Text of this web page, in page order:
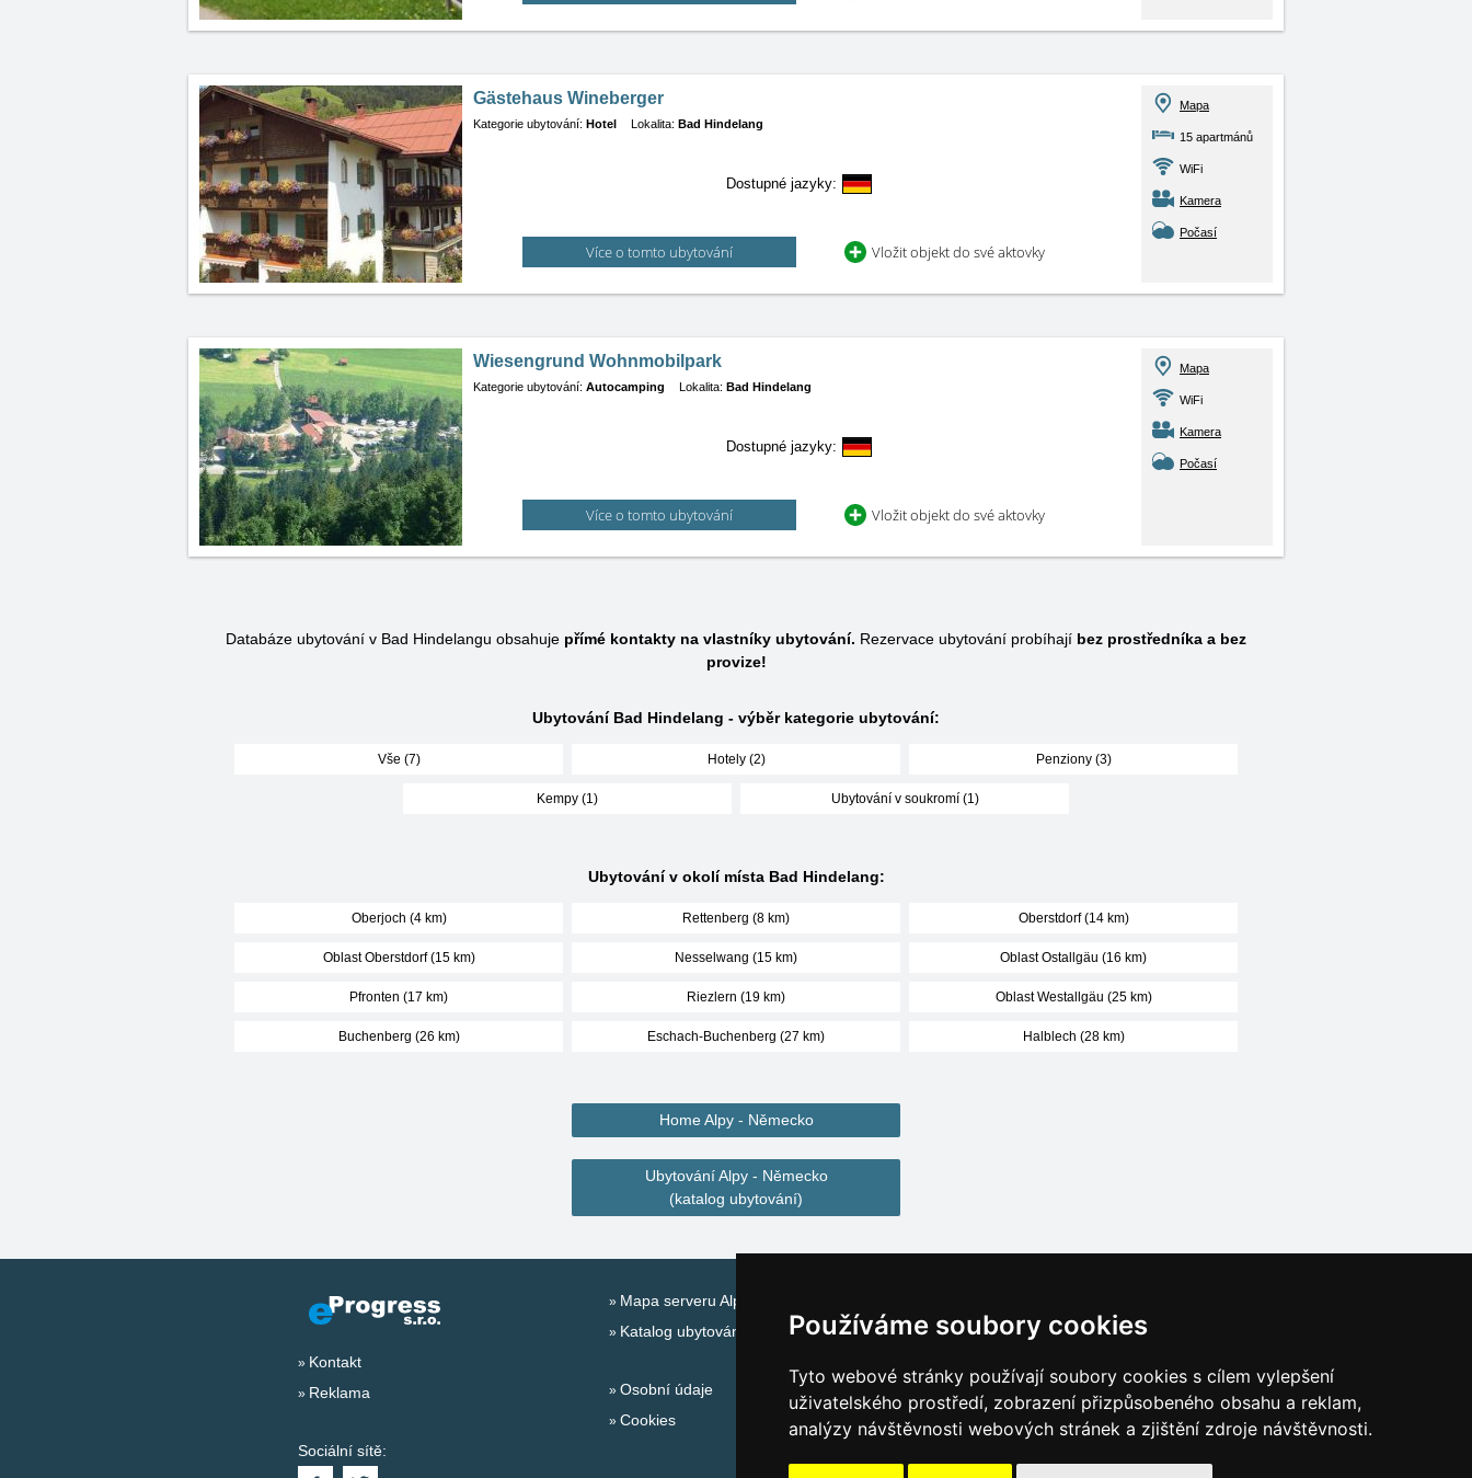
Používáme soubory cookies
Tyto webové stránky používají soubory cookies s cílem vylepšení
uživatelského prostředí, zobrazení přizpůsobeného obsahu a reklam,
analýzy návštěvnosti webových stránek a zjištění zdroje návštěvnosti.
Gästehaus Wineberger
Kategorie ubytování: Hotel Lokalita: Bad Hindelang
Dostupné jazyky:
Více o tomto ubytování Vložit objekt do své aktovky
Mapa
15 apartmánů
WiFi
Kamera
Počasí
Wiesengrund Wohnmobilpark
Kategorie ubytování: Autocamping Lokalita: Bad Hindelang
Dostupné jazyky:
Více o tomto ubytování Vložit objekt do své aktovky
Mapa
WiFi
Kamera
Počasí
Databáze ubytování v Bad Hindelangu obsahuje přímé kontakty na vlastníky ubytování. Rezervace ubytování probíhají bez prostředníka a bez
provize!
Ubytování Bad Hindelang - výběr kategorie ubytování:
Vše (7) Hotely (2) Penziony (3)
Kempy (1) Ubytování v soukromí (1)
Ubytování v okolí místa Bad Hindelang:
Oberjoch (4 km) Rettenberg (8 km) Oberstdorf (14 km)
Oblast Oberstdorf (15 km) Nesselwang (15 km) Oblast Ostallgäu (16 km)
Pfronten (17 km) Riezlern (19 km) Oblast Westallgäu (25 km)
Buchenberg (26 km) Eschach-Buchenberg (27 km) Halblech (28 km)
Home Alpy - Německo
Ubytování Alpy - Německo
(katalog ubytování)
Kontakt
Reklama
Sociální sítě:
Mapa serveru Alpy - Německo
Katalog ubytování
Osobní údaje
Cookies
České hory
Chorvatsko
Alpy